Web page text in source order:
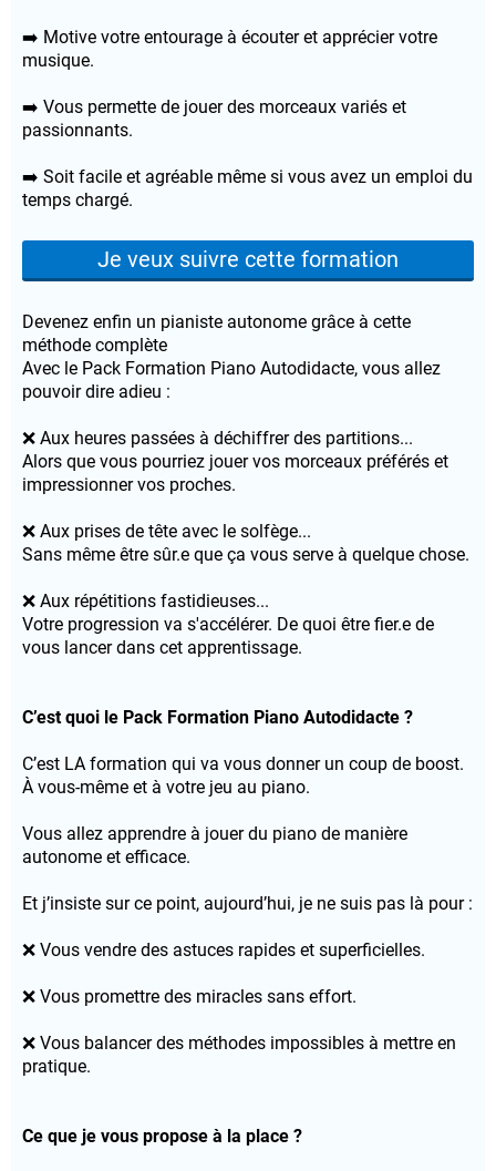
➡️ Motive votre entourage à écouter et apprécier votre
musique.
➡️ Vous permette de jouer des morceaux variés et
passionnants.
➡️ Soit facile et agréable même si vous avez un emploi du
temps chargé.
Je veux suivre cette formation
Devenez enfin un pianiste autonome grâce à cette
méthode complète
Avec le Pack Formation Piano Autodidacte, vous allez
pouvoir dire adieu :
❌ Aux heures passées à déchiffrer des partitions...
Alors que vous pourriez jouer vos morceaux préférés et
impressionner vos proches.
❌ Aux prises de tête avec le solfège...
Sans même être sûr.e que ça vous serve à quelque chose.
❌ Aux répétitions fastidieuses...
Votre progression va s'accélérer. De quoi être fier.e de
vous lancer dans cet apprentissage.
C’est quoi le Pack Formation Piano Autodidacte ?
C’est LA formation qui va vous donner un coup de boost.
À vous-même et à votre jeu au piano.
Vous allez apprendre à jouer du piano de manière
autonome et efficace.
Et j’insiste sur ce point, aujourd’hui, je ne suis pas là pour :
❌ Vous vendre des astuces rapides et superficielles.
❌ Vous promettre des miracles sans effort.
❌ Vous balancer des méthodes impossibles à mettre en
pratique.
Ce que je vous propose à la place ?